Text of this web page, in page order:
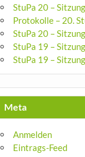
StuPa 20 –
Protokolle – 20.
StuPa 20 –
StuPa 19 –
StuPa 19 –
Meta
Anmelden
Eintrags-Feed